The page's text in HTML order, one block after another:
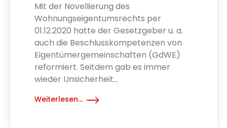
Mit der Novellierung des
Wohnungseigentumsrechts per
01.12.2020 hatte der Gesetzgeber u. a.
auch die Beschlusskompetenzen von
Eigentümergemeinschaften (GdWE)
reformiert. Seitdem gab es immer
wieder Unsicherheit...
Weiterlesen...